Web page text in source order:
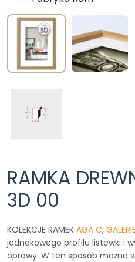
RAMKA
3D 00
KOLEKCJE RAMEK AGA C, GALERIE
jednakowego profilu listewki i
oprawy. W ten sposób można